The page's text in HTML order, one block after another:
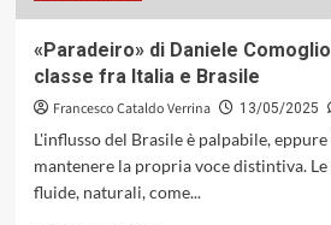
storie
musicali
di
Americhe
«Paradeiro» di Daniele
classe fra Italia e Brasile
Francesco Cataldo Verrina 13/05/2025
L'influsso del Brasile è palpabile,
mantenere la propria voce distintiva.
fluide, naturali, come...